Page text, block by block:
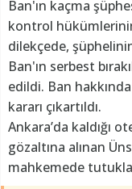
Ban'ın kaçma
kontrol
dilekçede,
Ban'ın serbest
edildi. Ban
kararı çıkartıldı.
Ankara’da kaldığı
gözaltına alınan
mahkemede